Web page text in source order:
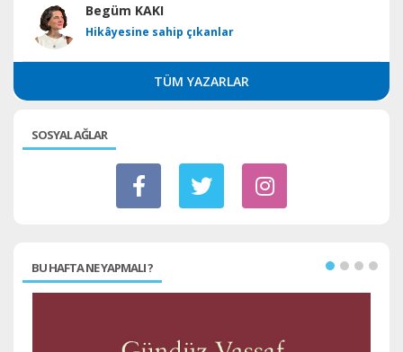
Begüm KAKI
Hikâyesine sahip çıkanlar
TÜM YAZARLAR
SOSYAL AĞLAR
BU HAFTA NE YAPMALI ?